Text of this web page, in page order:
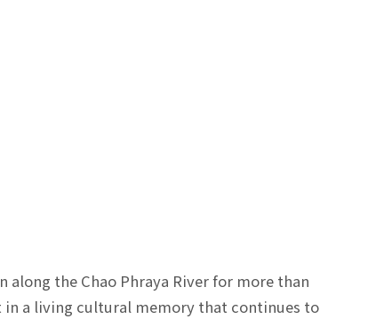
the Chao Phraya River for more than
a living cultural memory that continues to